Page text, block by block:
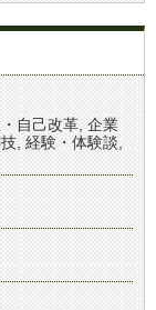
・自己改革 企業
経験・体験談